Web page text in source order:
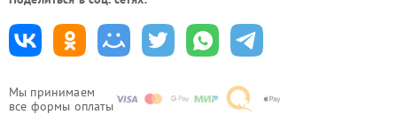
Мы принимаем
все формы оплаты